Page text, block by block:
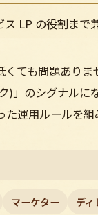
LP の役割まで
くても問題あり
)」のシグナルに
運用ルールを組
マーケター ディ